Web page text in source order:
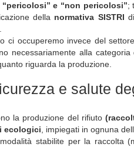
“pericolosi” e “non pericolosi”;
della normativa SISTRI
ci occuperemo invece del
necessariamente alla
riguarda la produzione.
e salute
la produzione del rifiuto
ecologici , impiegati in ognuna
stabilite per la raccolta